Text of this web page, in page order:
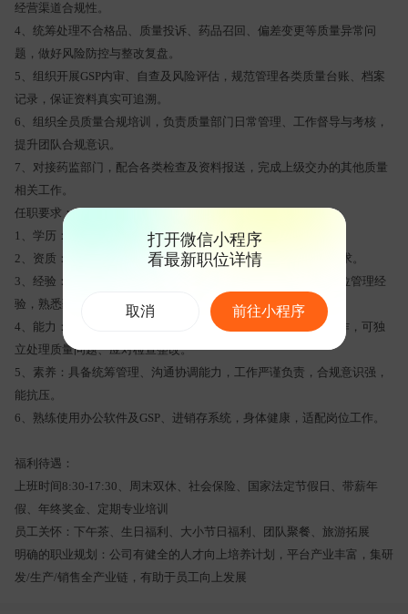
经营渠道合规性。
4、统筹处理不合格品、质量投诉、药品召回、偏差变更等质量异常问
题，做好风险防控与整改复盘。
5、组织开展GSP内审、自查及风险评估，规范管理各类质量台账、档案
记录，保证资料真实可追溯。
6、组织全员质量合规培训，负责质量部门日常管理、工作督导与考核，
提升团队合规意识。
7、对接药监部门，配合各类检查及资料报送，完成上级交办的其他质量
相关工作。
任职要求：
1、学历：本科及以上学历，药学、中药学等医药相关专业。
2、资质：持有执业药师证，无行业违规记录，符合药监备案要求。
3、经验：3年以上药品行业GSP质量管理经验，1年以上质量岗位管理经
验，熟悉药监检查及体系运维。
4、能力：精通GSP及药品相关法规，熟练掌握各项质量管控工作，可独
立处理质量问题、应对检查整改。
5、素养：具备统筹管理、沟通协调能力，工作严谨负责，合规意识强，
能抗压。
6、熟练使用办公软件及GSP、进销存系统，身体健康，适配岗位工作。
福利待遇：
上班时间8:30-17:30、周末双休、社会保险、国家法定节假日、带薪年
假、年终奖金、定期专业培训
员工关怀：下午茶、生日福利、大小节日福利、团队聚餐、旅游拓展
明确的职业规划：公司有健全的人才向上培养计划，平台产业丰富，集研
发/生产/销售全产业链，有助于员工向上发展
打开微信小程序
看最新职位详情
取消 前往小程序